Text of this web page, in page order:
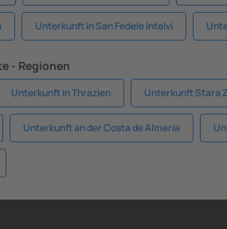
Unterkunft in San Fedele Intelvi
- Regionen
Unterkunft in Thrazien Unterkunft Stara
Unterkunft an der Costa de Almeria